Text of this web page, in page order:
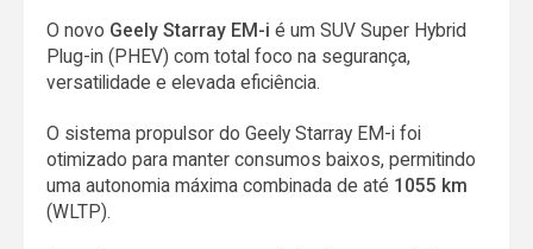
O novo Geely Starray EM-i é um SUV Super Hybrid
Plug-in (PHEV) com total foco na segurança,
versatilidade e elevada eficiência.
O sistema propulsor do Geely Starray EM-i foi
otimizado para manter consumos baixos, permitindo
uma autonomia máxima combinada de até 1055 km
(WLTP).